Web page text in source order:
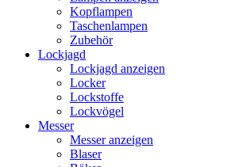
Kopflampen
Taschenlampen
Zubehör
Lockjagd
Lockjagd anzeigen
Locker
Lockstoffe
Lockvögel
Messer
Messer anzeigen
Blaser